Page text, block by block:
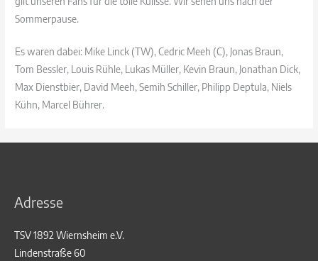
Sommerpause.
Es waren dabei: Mike Linck (TW), Cedric Meeh (C), Jonas Braun,
Tom Bessler, Louis Rühle, Lukas Müller, Kevin Braun, Jonathan Dick,
Max Dienstbier, David Meeh, Semih Schiller, Philipp Deptula, Niels
Kühn, Marcel Bührer.
Adresse
TSV 1892 Wiernsheim e.V.
Lindenstraße 60